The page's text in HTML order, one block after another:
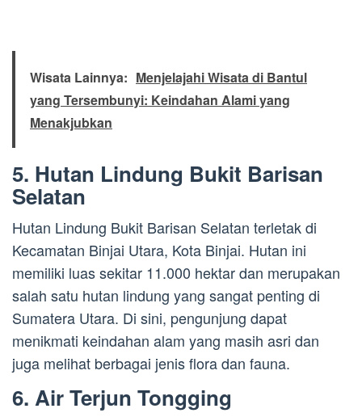
Wisata Lainnya: Menjelajahi Wisata di Bantul
yang Tersembunyi: Keindahan Alami yang
Menakjubkan
5. Hutan Lindung Bukit Barisan
Selatan
Hutan Lindung Bukit Barisan Selatan terletak di
Kecamatan Binjai Utara, Kota Binjai. Hutan ini
memiliki luas sekitar 11.000 hektar dan merupakan
salah satu hutan lindung yang sangat penting di
Sumatera Utara. Di sini, pengunjung dapat
menikmati keindahan alam yang masih asri dan
juga melihat berbagai jenis flora dan fauna.
6. Air Terjun Tongging